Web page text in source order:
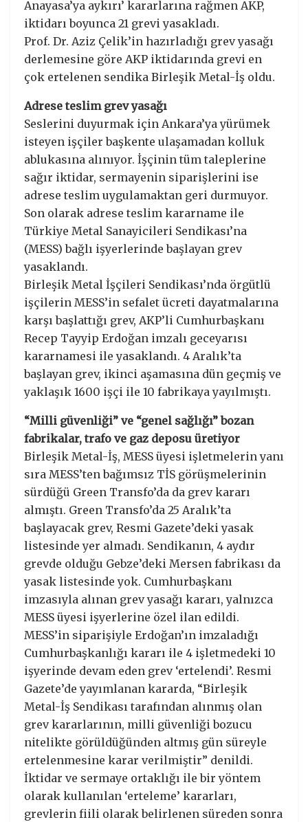
Anayasa’ya aykırı’ kararlarına rağmen AKP,
iktidarı boyunca 21 grevi yasakladı.
Prof. Dr. Aziz Çelik’in hazırladığı grev yasağı
derlemesine göre AKP iktidarında grevi en
çok ertelenen sendika Birleşik Metal-İş oldu.
Adrese teslim grev yasağı
Seslerini duyurmak için Ankara’ya yürümek
isteyen işçiler başkente ulaşamadan kolluk
ablukasına alınıyor. İşçinin tüm taleplerine
sağır iktidar, sermayenin siparişlerini ise
adrese teslim uygulamaktan geri durmuyor.
Son olarak adrese teslim kararname ile
Türkiye Metal Sanayicileri Sendikası’na
(MESS) bağlı işyerlerinde başlayan grev
yasaklandı.
Birleşik Metal İşçileri Sendikası’nda örgütlü
işçilerin MESS’in sefalet ücreti dayatmalarına
karşı başlattığı grev, AKP’li Cumhurbaşkanı
Recep Tayyip Erdoğan imzalı geceyarısı
kararnamesi ile yasaklandı. 4 Aralık’ta
başlayan grev, ikinci aşamasına dün geçmiş ve
yaklaşık 1600 işçi ile 10 fabrikaya yayılmıştı.
“Milli güvenliği” ve “genel sağlığı” bozan
fabrikalar, trafo ve gaz deposu üretiyor
Birleşik Metal-İş, MESS üyesi işletmelerin yanı
sıra MESS’ten bağımsız TİS görüşmelerinin
sürdüğü Green Transfo’da da grev kararı
almıştı. Green Transfo’da 25 Aralık’ta
başlayacak grev, Resmi Gazete’deki yasak
listesinde yer almadı. Sendikanın, 4 aydır
grevde olduğu Gebze’deki Mersen fabrikası da
yasak listesinde yok. Cumhurbaşkanı
imzasıyla alınan grev yasağı kararı, yalnızca
MESS üyesi işyerlerine özel ilan edildi.
MESS’in siparişiyle Erdoğan’ın imzaladığı
Cumhurbaşkanlığı kararı ile 4 işletmedeki 10
işyerinde devam eden grev ‘ertelendi’. Resmi
Gazete’de yayımlanan kararda, “Birleşik
Metal-İş Sendikası tarafından alınmış olan
grev kararlarının, milli güvenliği bozucu
nitelikte görüldüğünden altmış gün süreyle
ertelenmesine karar verilmiştir” denildi.
İktidar ve sermaye ortaklığı ile bir yöntem
olarak kullanılan ‘erteleme’ kararları,
grevlerin fiili olarak belirlenen süreden sonra